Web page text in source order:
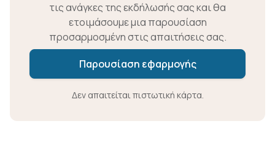
τις ανάγκες της εκδήλωσής σας και θα
ετοιμάσουμε μια παρουσίαση
προσαρμοσμένη στις απαιτήσεις σας.
Παρουσίαση εφαρμογής
Δεν απαιτείται πιστωτική κάρτα.